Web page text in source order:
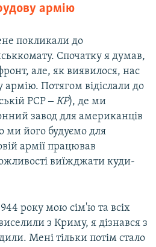
армію
покликали до
Спочатку я думав,
але, як виявилося, нас
армію. Потягом відіслали до
РСР ‒КР), де ми
завод для американців
ми його будуємо для
армії працював
виїжджати куди-
року мою сім'ю та всіх
з Криму, я дізнався з
Мені тільки потім стало